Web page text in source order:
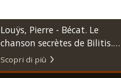
Louÿs, Pierre - Bécat. Le
chanson secrètes de Bilitis.
Parigi, Marcel Lubineau, 1938.
Scopri di più